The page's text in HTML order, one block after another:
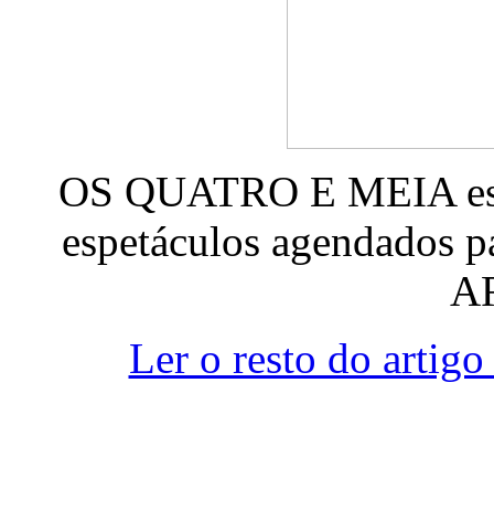
OS QUATRO E MEIA
espetáculos agendados
Ler o resto do